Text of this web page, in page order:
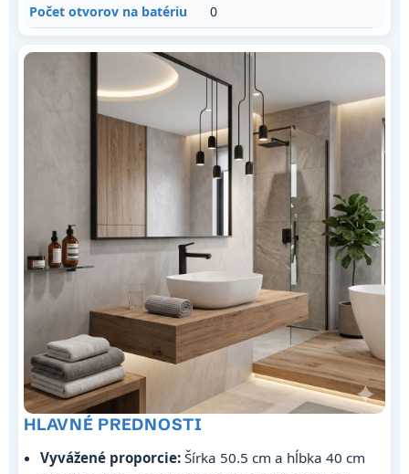
Počet otvorov na batériu
0
HLAVNÉ PREDNOSTI
Vyvážené proporcie: Šírka 50.5 cm a hĺbka 40 cm